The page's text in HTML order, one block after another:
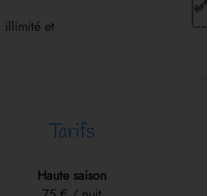
illimité et
Tarifs
Haute saison